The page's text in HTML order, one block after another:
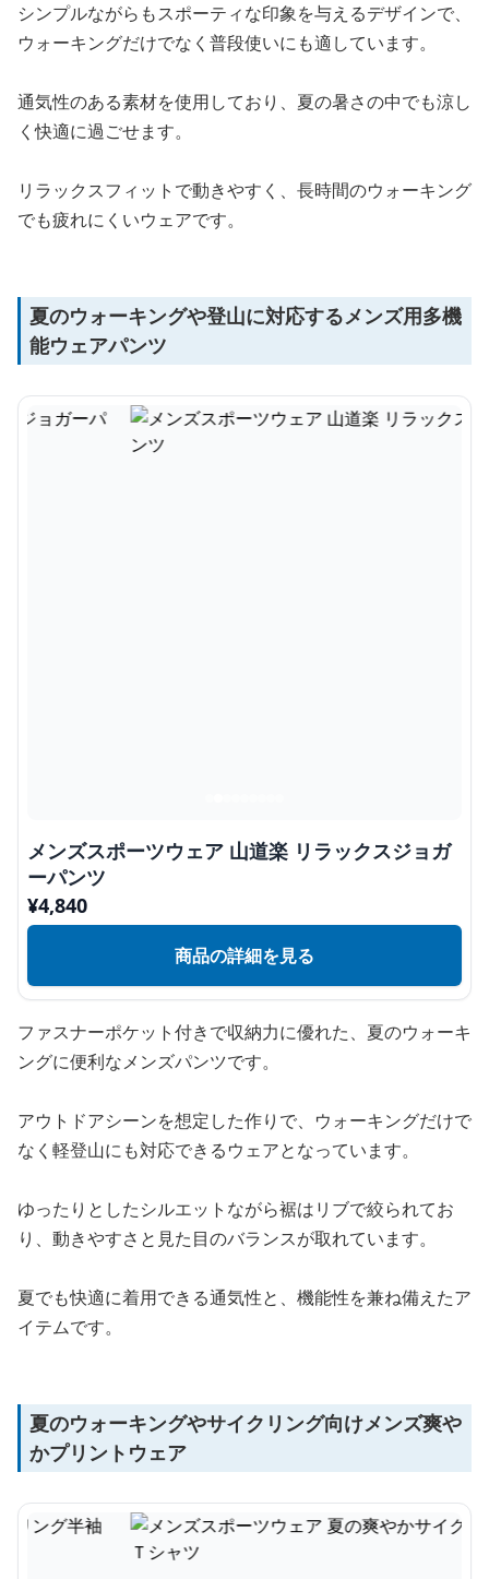
シンプルながらもスポーティな印象を与えるデザインで、
ウォーキングだけでなく普段使いにも適しています。
通気性のある素材を使用しており、夏の暑さの中でも涼し
く快適に過ごせます。
リラックスフィットで動きやすく、長時間のウォーキング
でも疲れにくいウェアです。
夏のウォーキングや登山に対応するメンズ用多機
能ウェアパンツ
メンズスポーツウェア 山道楽 リラックスジョガ
ーパンツ
¥4,840
商品の詳細を見る
ファスナーポケット付きで収納力に優れた、夏のウォーキ
ングに便利なメンズパンツです。
アウトドアシーンを想定した作りで、ウォーキングだけで
なく軽登山にも対応できるウェアとなっています。
ゆったりとしたシルエットながら裾はリブで絞られてお
り、動きやすさと見た目のバランスが取れています。
夏でも快適に着用できる通気性と、機能性を兼ね備えたア
イテムです。
夏のウォーキングやサイクリング向けメンズ爽や
かプリントウェア